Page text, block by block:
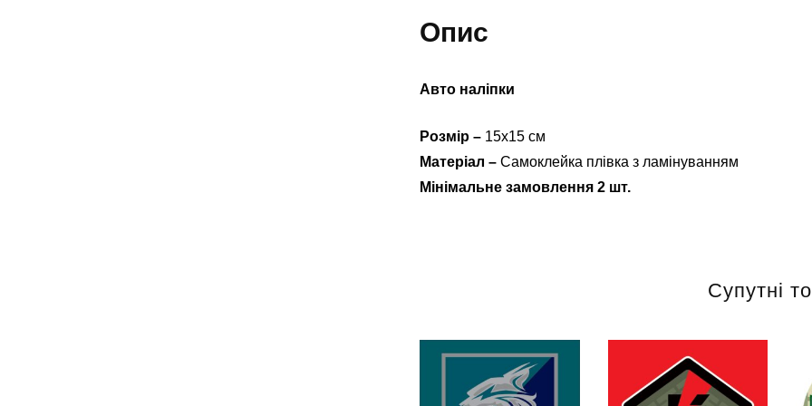
Опис
Авто наліпки
Розмір – 15х15 см
Матеріал – Самоклейка плівка з ламінуванням
Мінімальне замовлення 2 шт.
Супутні